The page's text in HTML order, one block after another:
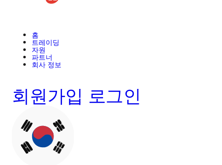
홈
트레이딩
자원
파트너
회사 정보
회원가입 로그인